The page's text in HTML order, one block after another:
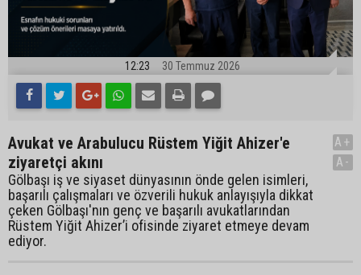
12:23 30 Temmuz 2026
Avukat ve Arabulucu Rüstem Yiğit Ahizer'e
ziyaretçi akını
Gölbaşı iş ve siyaset dünyasının önde gelen isimleri,
başarılı çalışmaları ve özverili hukuk anlayışıyla dikkat
çeken Gölbaşı'nın genç ve başarılı avukatlarından
Rüstem Yiğit Ahizer’i ofisinde ziyaret etmeye devam
ediyor.
A+
A-